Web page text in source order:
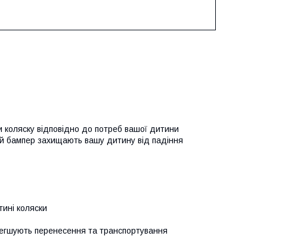
відповідно до потреб вашої дитини
бампер захищають вашу дитину від падіння
коляски
перенесення та транспортування